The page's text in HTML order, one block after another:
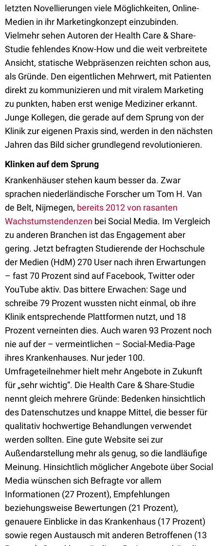
letzten Novellierungen viele Möglichkeiten, Online-
Medien in ihr Marketingkonzept einzubinden.
Vielmehr sehen Autoren der Health Care & Share-
Studie fehlendes Know-How und die weit verbreitete
Ansicht, statische Webpräsenzen reichten schon aus,
als Gründe. Den eigentlichen Mehrwert, mit Patienten
direkt zu kommunizieren und mit viralem Marketing
zu punkten, haben erst wenige Mediziner erkannt.
Junge Kollegen, die gerade auf dem Sprung von der
Klinik zur eigenen Praxis sind, werden in den nächsten
Jahren das Bild sicher grundlegend revolutionieren.
Klinken auf dem Sprung
Krankenhäuser stehen kaum besser da. Zwar
sprachen niederländische Forscher um Tom H. Van
de Belt, Nijmegen, bereits 2012 von rasanten
Wachstumstendenzen bei Social Media. Im Vergleich
zu anderen Branchen ist das Engagement aber
gering. Jetzt befragten Studierende der Hochschule
der Medien (HdM) 270 User nach ihren Erwartungen
– fast 70 Prozent sind auf Facebook, Twitter oder
YouTube aktiv. Das bittere Erwachen: Sage und
schreibe 79 Prozent wussten nicht einmal, ob ihre
Klinik entsprechende Plattformen nutzt, und 18
Prozent verneinten dies. Auch waren 93 Prozent noch
nie auf der – vermeintlichen – Social-Media-Page
ihres Krankenhauses. Nur jeder 100.
Umfrageteilnehmer hielt mehr Angebote in Zukunft
für „sehr wichtig“. Die Health Care & Share-Studie
nennt gleich mehrere Gründe: Bedenken hinsichtlich
des Datenschutzes und knappe Mittel, die besser für
qualitativ hochwertige Behandlungen verwendet
werden sollten. Eine gute Website sei zur
Außendarstellung mehr als genug, so die landläufige
Meinung. Hinsichtlich möglicher Angebote über Social
Media wünschen sich Befragte vor allem
Informationen (27 Prozent), Empfehlungen
beziehungsweise Bewertungen (21 Prozent),
genauere Einblicke in das Krankenhaus (17 Prozent)
sowie regen Austausch mit anderen Betroffenen (13